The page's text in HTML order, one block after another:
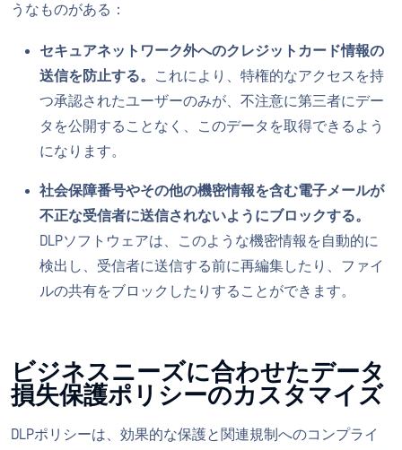
うなものがある：
セキュアネットワーク外へのクレジットカード情報の
送信を防止する。
これにより、特権的なアクセスを持
つ承認されたユーザーのみが、不注意に第三者にデー
タを公開することなく、このデータを取得できるよう
になります。
社会保障番号やその他の機密情報を含む電子メールが
不正な受信者に送信されないようにブロックする。
DLPソフトウェアは、このような機密情報を自動的に
検出し、受信者に送信する前に再編集したり、ファイ
ルの共有をブロックしたりすることができます。
ビジネスニーズに合わせたデータ
損失保護ポリシーのカスタマイズ
DLPポリシーは、効果的な保護と関連規制へのコンプライ